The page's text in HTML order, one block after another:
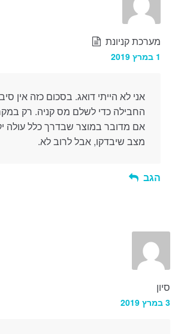
מערכת קניונת
1 במרץ 2019
אני לא הייתי דואג. בסכום כזה אין
החבילה כדי לשלם מס קניה. רק
אם מדובר במוצר שבדרך כלל עולה
מצב שיבדקו, אבל לרוב לא.
הגב
סיון
3 במרץ 2019